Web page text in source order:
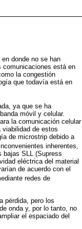
donde no se han
comunicaciones está en
la congestión
que todavía está en
ya que se ha
móvil y celular.
la comunicación celular
de estos
de microstrip debido a
inherentes,
bajas SLL (Supress
eléctrica del material
de acuerdo con el
redes de
pérdida, pero los
onda y, por lo tanto, no
el espaciado del